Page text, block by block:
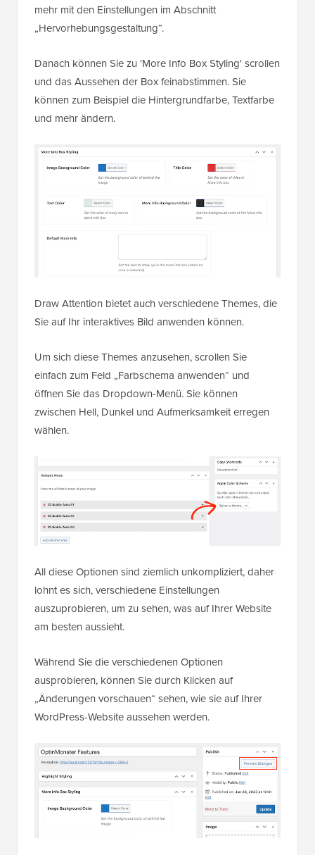
mehr mit den Einstellungen im Abschnitt
„Hervorhebungsgestaltung“.
Danach können Sie zu 'More Info Box Styling' scrollen
und das Aussehen der Box feinabstimmen. Sie
können zum Beispiel die Hintergrundfarbe, Textfarbe
und mehr ändern.
Draw Attention bietet auch verschiedene Themes, die
Sie auf Ihr interaktives Bild anwenden können.
Um sich diese Themes anzusehen, scrollen Sie
einfach zum Feld „Farbschema anwenden“ und
öffnen Sie das Dropdown-Menü. Sie können
zwischen Hell, Dunkel und Aufmerksamkeit erregen
wählen.
All diese Optionen sind ziemlich unkompliziert, daher
lohnt es sich, verschiedene Einstellungen
auszuprobieren, um zu sehen, was auf Ihrer Website
am besten aussieht.
Während Sie die verschiedenen Optionen
ausprobieren, können Sie durch Klicken auf
„Änderungen vorschauen“ sehen, wie sie auf Ihrer
WordPress-Website aussehen werden.